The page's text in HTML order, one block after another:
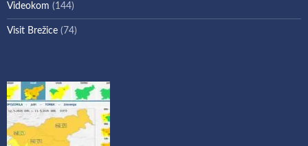
Videokom (144)
Visit Brežice (74)